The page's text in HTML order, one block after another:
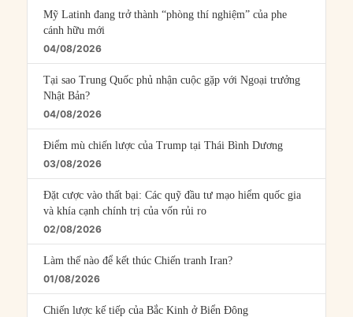
Mỹ Latinh đang trở thành “phòng thí nghiệm” của phe
cánh hữu mới
04/08/2026
Tại sao Trung Quốc phủ nhận cuộc gặp với Ngoại trưởng
Nhật Bản?
04/08/2026
Điểm mù chiến lược của Trump tại Thái Bình Dương
03/08/2026
Đặt cược vào thất bại: Các quỹ đầu tư mạo hiểm quốc gia
và khía cạnh chính trị của vốn rủi ro
02/08/2026
Làm thế nào để kết thúc Chiến tranh Iran?
01/08/2026
Chiến lược kế tiếp của Bắc Kinh ở Biển Đông